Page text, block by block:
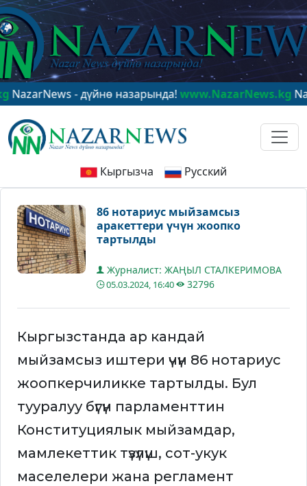
- дүйнө назарында!www.NazarNews.kg
Кыргызча Русский
86 нотариус мыйзамсыз
аракеттери үчүн жоопко
тартылды
Журналист: ЖАҢЫЛ СТАЛКЕРИМОВА
05.03.2024, 16:40 32796
Кыргызстанда ар кандай
мыйзамсыз иштери үчүн 86 нотариус
жоопкерчиликке тартылды. Бул
тууралуу бүгүн парламенттин
Конституциялык мыйзамдар,
мамлекеттик түзүлүш, сот-укук
маселелери жана регламент